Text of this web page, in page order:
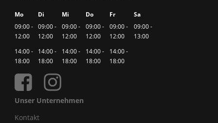
Mo Di Mi Do Fr
Sa
09:00 -
12:00
09:00 -
12:00
09:00 -
12:00
09:00 -
12:00
09:00 -
12:00
09:00 -
13:00
14:00 -
18:00
14:00 -
18:00
14:00 -
18:00
14:00 -
18:00
14:00 -
18:00
Unser Unternehmen
Kontakt